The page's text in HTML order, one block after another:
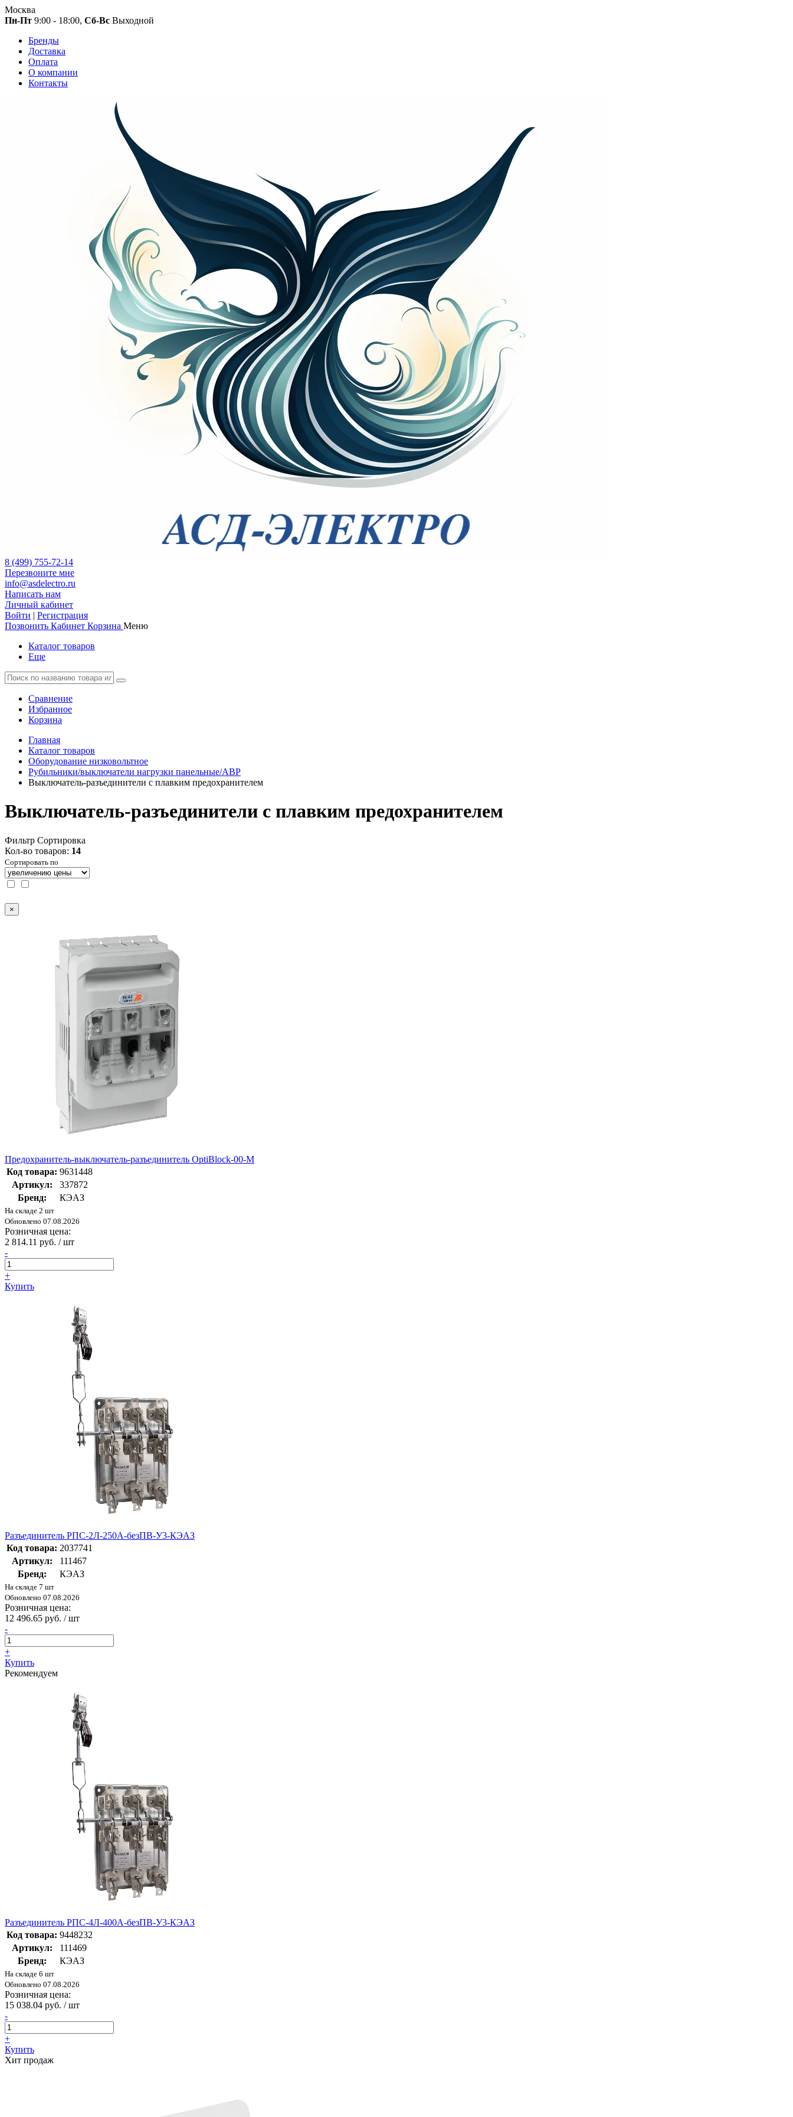
Москва
Пн-Пт 9:00 - 18:00, Сб-Вс Выходной
Бренды
Доставка
Оплата
О компании
Контакты
8 (499) 755-72-14
Перезвоните мне
info@asdelectro.ru
Написать нам
Личный кабинет
Войти | Регистрация
Позвонить Кабинет Корзина Меню
Каталог товаров
Еще
Сравнение
Избранное
Корзина
Главная
Каталог товаров
Оборудование низковольтное
Рубильники/выключатели нагрузки панельные/АВР
Выключатель-разъединители с плавким предохранителем
Выключатель-разъединители с плавким предохранителем
Фильтр Сортировка
Кол-во товаров: 14
Сортировать по
×
Предохранитель-выключатель-разъединитель OptiBlock-00-M
Код товара: 9631448
Артикул:
337872
Бренд:
КЭАЗ
На складе 2 шт
Обновлено 07.08.2026
Розничная цена:
2 814.11 руб. / шт
-
+
Купить
Разъединитель РПС-2Л-250А-безПВ-У3-КЭАЗ
Код товара: 2037741
Артикул:
111467
Бренд:
КЭАЗ
На складе 7 шт
Обновлено 07.08.2026
Розничная цена:
12 496.65 руб. / шт
-
+
Купить
Рекомендуем
Разъединитель РПС-4Л-400А-безПВ-У3-КЭАЗ
Код товара: 9448232
Артикул:
111469
Бренд:
КЭАЗ
На складе 6 шт
Обновлено 07.08.2026
Розничная цена:
15 038.04 руб. / шт
-
+
Купить
Хит продаж